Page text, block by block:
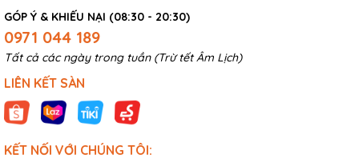
GÓP Ý & KHIẾU NẠI (08:30 - 20:30)
0971 044 189
Tất cả các ngày trong tuần (Trừ tết Âm Lịch)
LIÊN KẾT SÀN
KẾT NỐI VỚI CHÚNG TÔI: